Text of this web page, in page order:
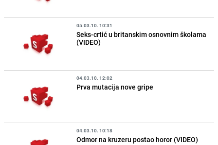
05.03.10. 10:31
Seks-crtić u britanskim osnovnim školama
(VIDEO)
04.03.10. 12:02
Prva mutacija nove gripe
04.03.10. 10:18
Odmor na kruzeru postao horor (VIDEO)